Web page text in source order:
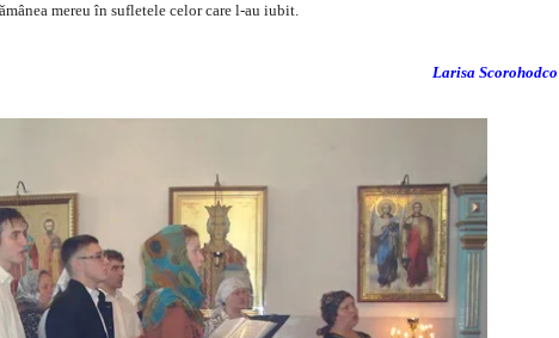
mereu în sufletele celor care l-au iubit.
Larisa Scorohodco